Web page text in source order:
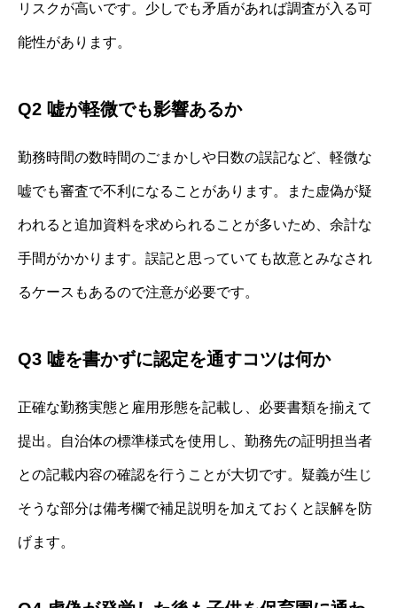
リスクが高いです。少しでも矛盾があれば調査が入る可
能性があります。
Q2 嘘が軽微でも影響あるか
勤務時間の数時間のごまかしや日数の誤記など、軽微な
嘘でも審査で不利になることがあります。また虚偽が疑
われると追加資料を求められることが多いため、余計な
手間がかかります。誤記と思っていても故意とみなされ
るケースもあるので注意が必要です。
Q3 嘘を書かずに認定を通すコツは何か
正確な勤務実態と雇用形態を記載し、必要書類を揃えて
提出。自治体の標準様式を使用し、勤務先の証明担当者
との記載内容の確認を行うことが大切です。疑義が生じ
そうな部分は備考欄で補足説明を加えておくと誤解を防
げます。